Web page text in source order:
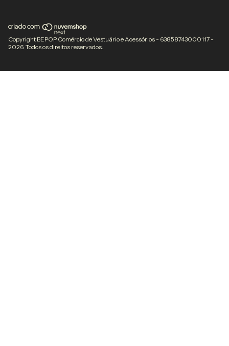
Copyright BEPOP Comércio de Vestuário e Acessórios - 63858743000117 -
2026. Todos os direitos reservados.